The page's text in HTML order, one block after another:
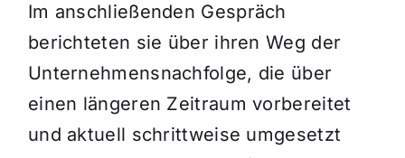
Im anschließenden Gespräch
berichteten sie über ihren Weg der
Unternehmensnachfolge, die über
einen längeren Zeitraum vorbereitet
und aktuell schrittweise umgesetzt